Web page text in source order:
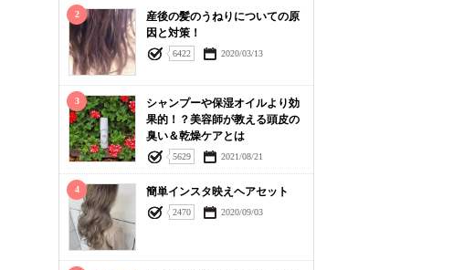
2
産後の髪のうねりについての原
因と対策！
6422 2020/03/13
3
シャンプーや保湿オイルより効
果的！？美容師が教える頭皮の
臭い＆乾燥ケアとは
5629 2021/08/21
4 簡単インスタ映えヘアセット
2470 2020/09/03